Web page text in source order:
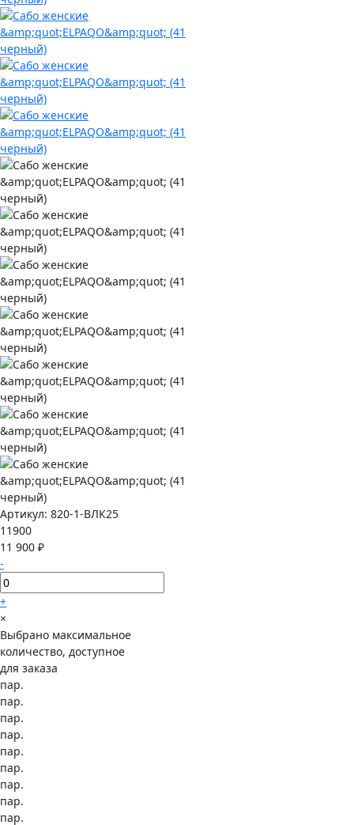
Артикул: 820-1-ВЛК25
11900
11 900 ₽
-
+
×
Выбрано максимальное
количество, доступное
для заказа
пар.
пар.
пар.
пар.
пар.
пар.
пар.
пар.
пар.